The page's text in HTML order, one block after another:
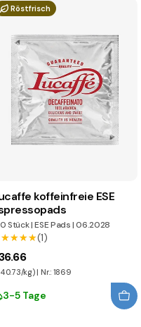
Röstfrisch
koffeinfreie ESE
Stück|ESE Pads|06.2028
(1)
kg) | Nr.: 1869
3-5 Tage